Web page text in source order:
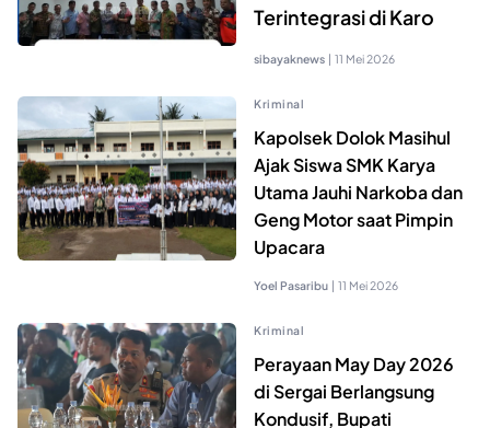
Terintegrasi di Karo
sibayaknews | 11 Mei 2026
Kriminal
Kapolsek Dolok Masihul
Ajak Siswa SMK Karya
Utama Jauhi Narkoba dan
Geng Motor saat Pimpin
Upacara
Yoel Pasaribu | 11 Mei 2026
Kriminal
Perayaan May Day 2026
di Sergai Berlangsung
Kondusif, Bupati